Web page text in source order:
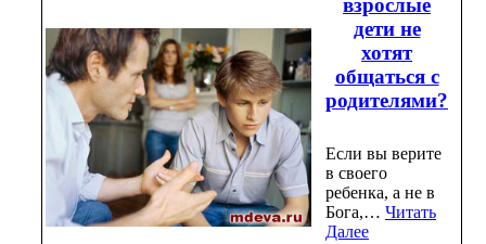
взрослые
дети не
хотят
общаться с
родителями?
Если вы верите
в своего
ребенка, а не в
Бога,… Читать
Далее